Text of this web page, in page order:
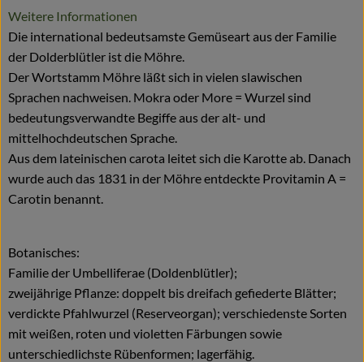
Weitere Informationen
Die international bedeutsamste Gemüseart aus der Familie
der Dolderblütler ist die Möhre.
Der Wortstamm Möhre läßt sich in vielen slawischen
Sprachen nachweisen. Mokra oder More = Wurzel sind
bedeutungsverwandte Begiffe aus der alt- und
mittelhochdeutschen Sprache.
Aus dem lateinischen carota leitet sich die Karotte ab. Danach
wurde auch das 1831 in der Möhre entdeckte Provitamin A =
Carotin benannt.
Botanisches:
Familie der Umbelliferae (Doldenblütler);
zweijährige Pflanze: doppelt bis dreifach gefiederte Blätter;
verdickte Pfahlwurzel (Reserveorgan); verschiedenste Sorten
mit weißen, roten und violetten Färbungen sowie
unterschiedlichste Rübenformen; lagerfähig.